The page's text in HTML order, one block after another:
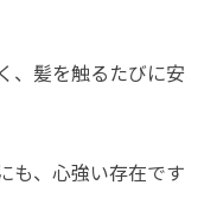
、髪を触るたびに安
も、心強い存在です